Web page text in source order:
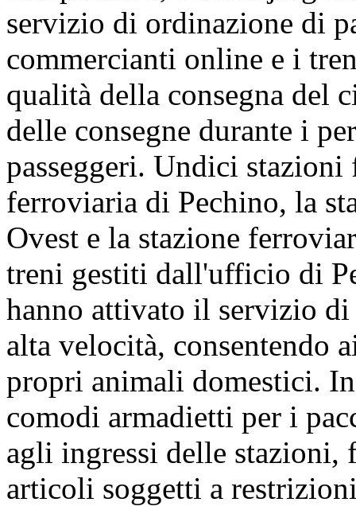
servizio di ordinazione di
commercianti online e i
qualità della consegna del
delle consegne durante i
passeggeri. Undici
ferroviaria di Pechino, la
Ovest e la stazione
treni gestiti dall'ufficio di
hanno attivato il servizio
alta velocità, consentendo
propri animali domestici.
comodi armadietti per i
agli ingressi delle stazioni,
articoli soggetti a